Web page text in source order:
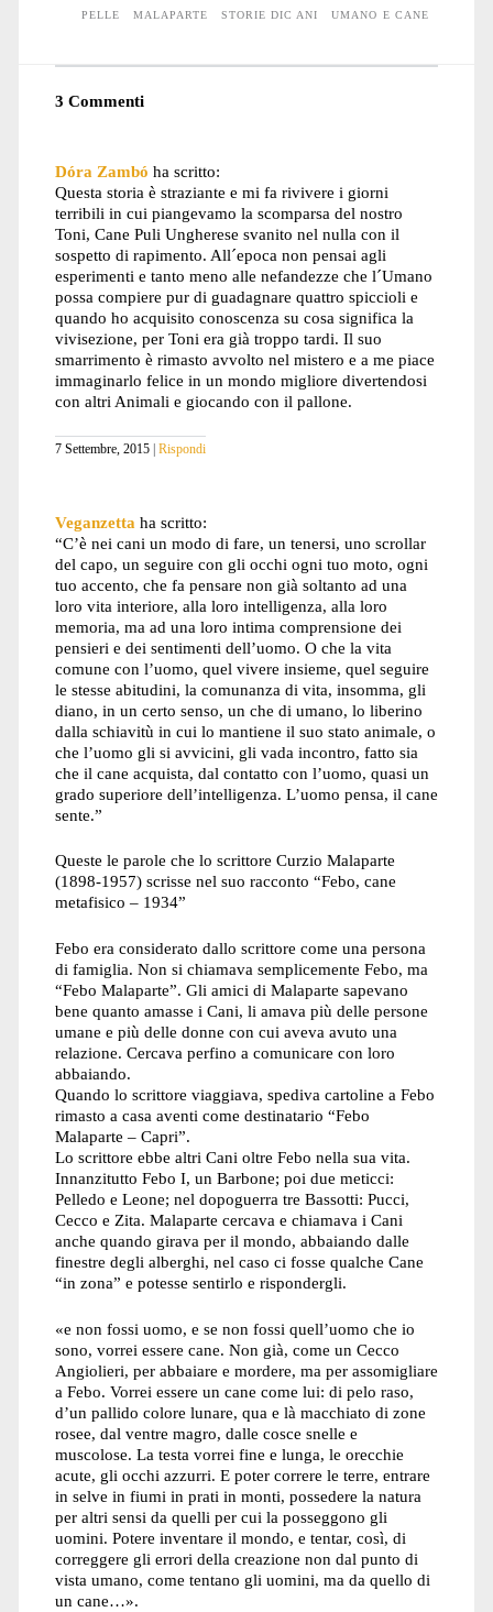
PELLE
MALAPARTE STORIE DIC ANI UMANO E CANE
3 Commenti
Dóra Zambó ha scritto:
Questa storia è straziante e mi fa rivivere i giorni
terribili in cui piangevamo la scomparsa del nostro
Toni, Cane Puli Ungherese svanito nel nulla con il
sospetto di rapimento. All´epoca non pensai agli
esperimenti e tanto meno alle nefandezze che l´Umano
possa compiere pur di guadagnare quattro spiccioli e
quando ho acquisito conoscenza su cosa significa la
vivisezione, per Toni era già troppo tardi. Il suo
smarrimento è rimasto avvolto nel mistero e a me piace
immaginarlo felice in un mondo migliore divertendosi
con altri Animali e giocando con il pallone.
7 Settembre, 2015 Rispondi
Veganzetta ha scritto:
“C’è nei cani un modo di fare, un tenersi, uno scrollar
del capo, un seguire con gli occhi ogni tuo moto, ogni
tuo accento, che fa pensare non già soltanto ad una
loro vita interiore, alla loro intelligenza, alla loro
memoria, ma ad una loro intima comprensione dei
pensieri e dei sentimenti dell’uomo. O che la vita
comune con l’uomo, quel vivere insieme, quel seguire
le stesse abitudini, la comunanza di vita, insomma, gli
diano, in un certo senso, un che di umano, lo liberino
dalla schiavitù in cui lo mantiene il suo stato animale, o
che l’uomo gli si avvicini, gli vada incontro, fatto sia
che il cane acquista, dal contatto con l’uomo, quasi un
grado superiore dell’intelligenza. L’uomo pensa, il cane
sente.”
Queste le parole che lo scrittore Curzio Malaparte
(1898-1957) scrisse nel suo racconto “Febo, cane
metafisico – 1934”
Febo era considerato dallo scrittore come una persona
di famiglia. Non si chiamava semplicemente Febo, ma
“Febo Malaparte”. Gli amici di Malaparte sapevano
bene quanto amasse i Cani, li amava più delle persone
umane e più delle donne con cui aveva avuto una
relazione. Cercava perfino a comunicare con loro
abbaiando.
Quando lo scrittore viaggiava, spediva cartoline a Febo
rimasto a casa aventi come destinatario “Febo
Malaparte – Capri”.
Lo scrittore ebbe altri Cani oltre Febo nella sua vita.
Innanzitutto Febo I, un Barbone; poi due meticci:
Pelledo e Leone; nel dopoguerra tre Bassotti: Pucci,
Cecco e Zita. Malaparte cercava e chiamava i Cani
anche quando girava per il mondo, abbaiando dalle
finestre degli alberghi, nel caso ci fosse qualche Cane
“in zona” e potesse sentirlo e rispondergli.
«e non fossi uomo, e se non fossi quell’uomo che io
sono, vorrei essere cane. Non già, come un Cecco
Angiolieri, per abbaiare e mordere, ma per assomigliare
a Febo. Vorrei essere un cane come lui: di pelo raso,
d’un pallido colore lunare, qua e là macchiato di zone
rosee, dal ventre magro, dalle cosce snelle e
muscolose. La testa vorrei fine e lunga, le orecchie
acute, gli occhi azzurri. E poter correre le terre, entrare
in selve in fiumi in prati in monti, possedere la natura
per altri sensi da quelli per cui la posseggono gli
uomini. Potere inventare il mondo, e tentar, così, di
correggere gli errori della creazione non dal punto di
vista umano, come tentano gli uomini, ma da quello di
un cane…».